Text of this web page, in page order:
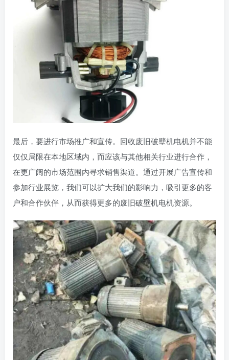
最后，要进行市场推广和宣传。回收废旧破壁机电机并不能
仅仅局限在本地区域内，而应该与其他相关行业进行合作，
在更广阔的市场范围内寻求销售渠道。通过开展广告宣传和
参加行业展览，我们可以扩大我们的影响力，吸引更多的客
户和合作伙伴，从而获得更多的废旧破壁机电机资源。